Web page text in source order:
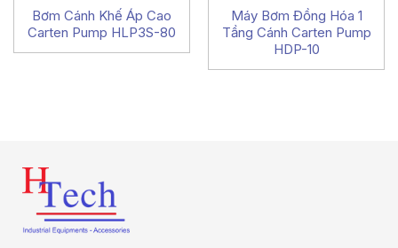
Bơm Cánh Khế Áp Cao
Carten Pump HLP3S-80
Máy Bơm Đồng Hóa 1
Tầng Cánh Carten Pump
HDP-10